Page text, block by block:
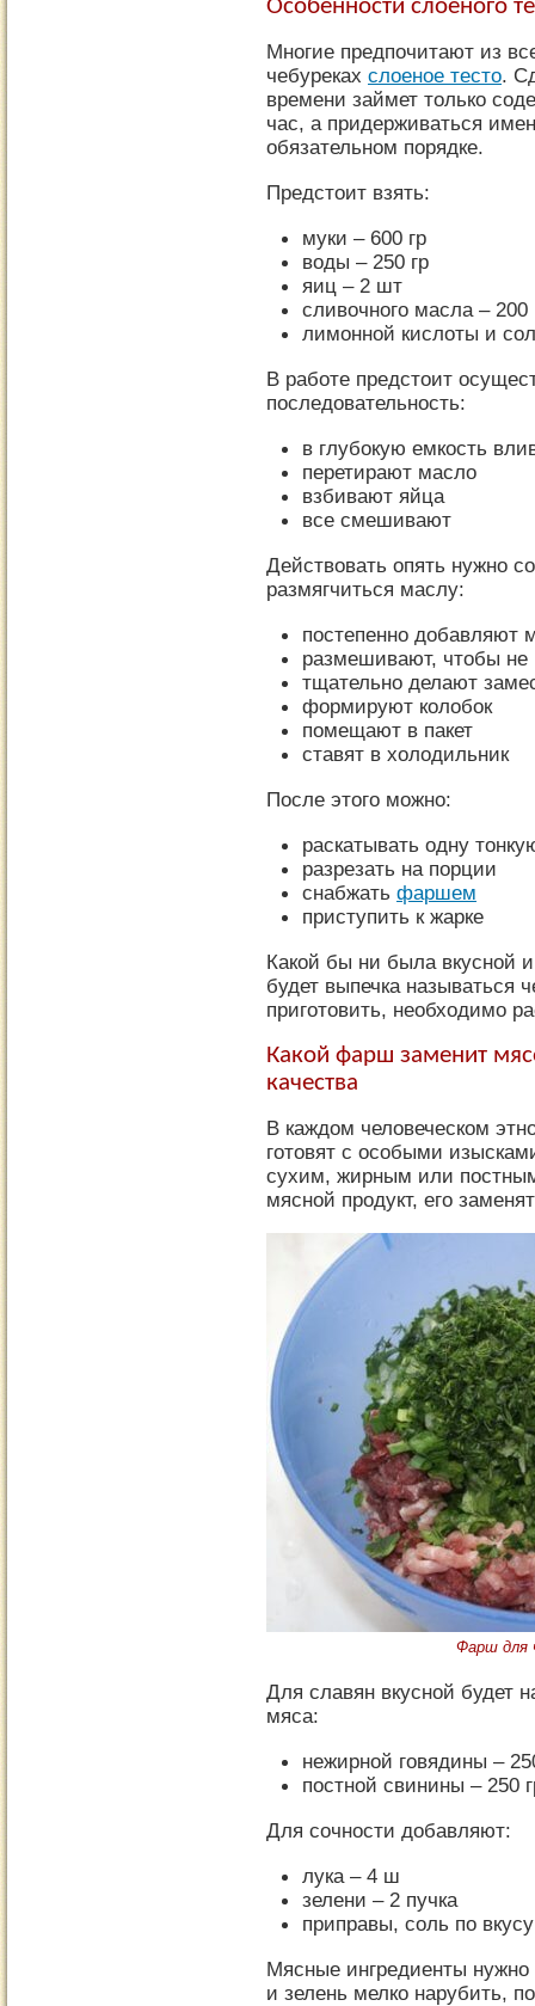
Особенности слоеного
Многие предпочитают из
чебуреках слоеное тесто.
времени займет только
час, а придерживаться
обязательном порядке.
Предстоит взять:
муки – 600 гр
воды – 250 гр
яиц – 2 шт
сливочного масла – 200
лимонной кислоты и
В работе предстоит
последовательность:
в глубокую емкость
перетирают масло
взбивают яйца
все смешивают
Действовать опять нужно
размягчиться маслу:
постепенно добавляют
размешивают, чтобы не
тщательно делают
формируют колобок
помещают в пакет
ставят в холодильник
После этого можно:
раскатывать одну
разрезать на порции
снабжать фаршем
приступить к жарке
Какой бы ни была вкусной
будет выпечка называться
приготовить, необходимо
Какой фарш заменит
качества
В каждом человеческом
готовят с особыми
сухим, жирным или
мясной продукт, его
Фарш для
Для славян вкусной будет
мяса:
нежирной говядины –
постной свинины – 250
Для сочности добавляют:
лука – 4 ш
зелени – 2 пучка
приправы, соль по вкусу
Мясные ингредиенты нужно
и зелень мелко нарубить,